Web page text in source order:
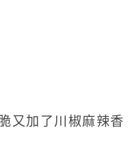
又加了川椒麻辣香